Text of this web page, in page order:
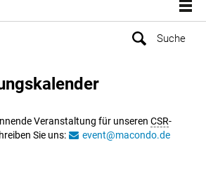
Veranstaltung für unseren CSR-
Sie uns:
event@macondo.de